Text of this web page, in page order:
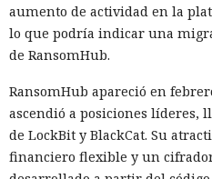
aumento de actividad en la
lo que podría indicar una
de RansomHub.
RansomHub apareció en
ascendió a posiciones líderes,
de LockBit y BlackCat. Su
financiero flexible y un